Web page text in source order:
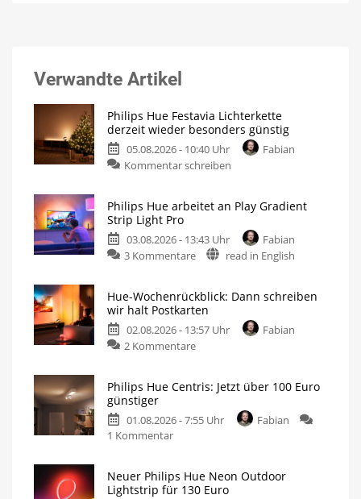
Verwandte Artikel
Philips Hue Festavia Lichterkette
derzeit wieder besonders günstig
05.08.2026 - 10:40 Uhr
Fabian
Kommentar schreiben
Philips Hue arbeitet an Play Gradient
Strip Light Pro
03.08.2026 - 13:43 Uhr
Fabian
3 Kommentare
read in English
Hue-Wochenrückblick: Dann schreiben
wir halt Postkarten
02.08.2026 - 13:57 Uhr
Fabian
2 Kommentare
Philips Hue Centris: Jetzt über 100 Euro
günstiger
01.08.2026 - 7:55 Uhr
Fabian
1 Kommentar
Neuer Philips Hue Neon Outdoor
Lightstrip für 130 Euro